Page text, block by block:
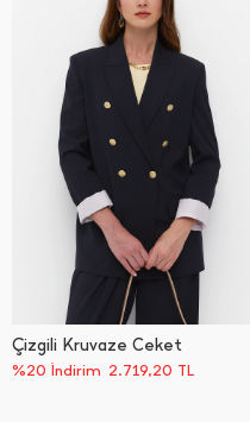
Çizgili Kruvaze Ceket
%20 İndirim 2.719,20 TL